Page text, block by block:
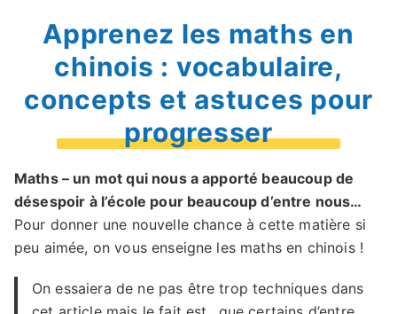
Apprenez les maths en
chinois : vocabulaire,
concepts et astuces pour
progresser
Maths – un mot qui nous a apporté beaucoup de
désespoir à l’école pour beaucoup d’entre nous…
Pour donner une nouvelle chance à cette matière si
peu aimée, on vous enseigne les maths en chinois !
On essaiera de ne pas être trop techniques dans